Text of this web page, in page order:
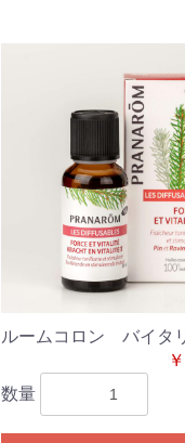
ルームコロン バイタ
数量